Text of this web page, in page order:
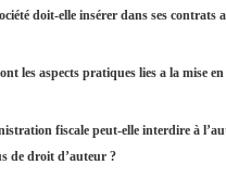
doit-elle insérer dans ses contrats
les aspects pratiques lies a la mise
fiscale peut-elle interdire à
de droit d’auteur ?